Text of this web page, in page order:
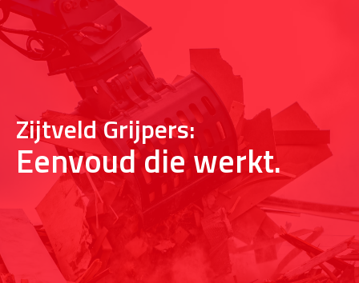
Zijtveld Grijpers:
Eenvoud die werkt.